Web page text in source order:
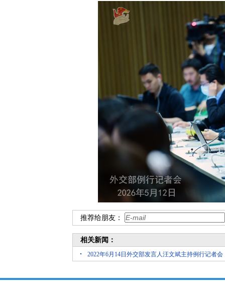
推荐给朋友：
相关新闻：
2022年6月14日外交部发言人汪文斌主持例行记者会